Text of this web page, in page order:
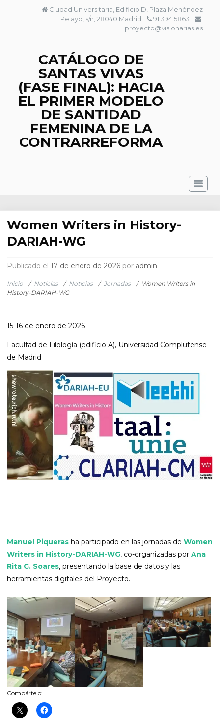
Ciudad Universitaria, Edificio D, Plaza Menéndez
Pelayo, s/n, 28040 Madrid
91 394 5863
proyecto@visionarias.es
CATÁLOGO DE
SANTAS VIVAS
(FASE FINAL): HACIA
EL PRIMER MODELO
DE SANTIDAD
FEMENINA DE LA
CONTRARREFORMA
Women Writers in History-
DARIAH-WG
Publicado el17 de enero de 2026 por admin
Inicio / Noticias / Noticias / Jornadas / Women Writers in
History-DARIAH-WG
15-16 de enero de 2026
Facultad de Filología (edificio A), Universidad Complutense
de Madrid
Manuel Piqueras ha participado en las jornadas de Women
Writers in History-DARIAH-WG, co-organizadas porAna
Rita G. Soares, presentando la base de datos y las
herramientas digitales del Proyecto.
Compártelo: